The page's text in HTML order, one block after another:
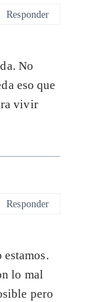
No
eso que
vivir
Responder
lo mal
pero
Responder